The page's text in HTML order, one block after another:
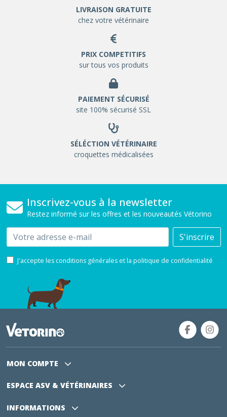
LIVRAISON GRATUITE
chez votre vétérinaire
PRIX COMPETITIFS
sur tous vos produits
PAIEMENT SÉCURISÉ
site 100% sécurisé SSL
SÉLÉCTION VÉTÉRINAIRE
croquettes médicalisées
Inscrivez-vous à la newsletter
Restez informé sur les offres et les nouveautés Vétorino
Email S'inscrire
J'accepte les conditions générales et la politique de confidentialité
MON COMPTE
ESPACE ASV & VÉTÉRINAIRES
INFORMATIONS